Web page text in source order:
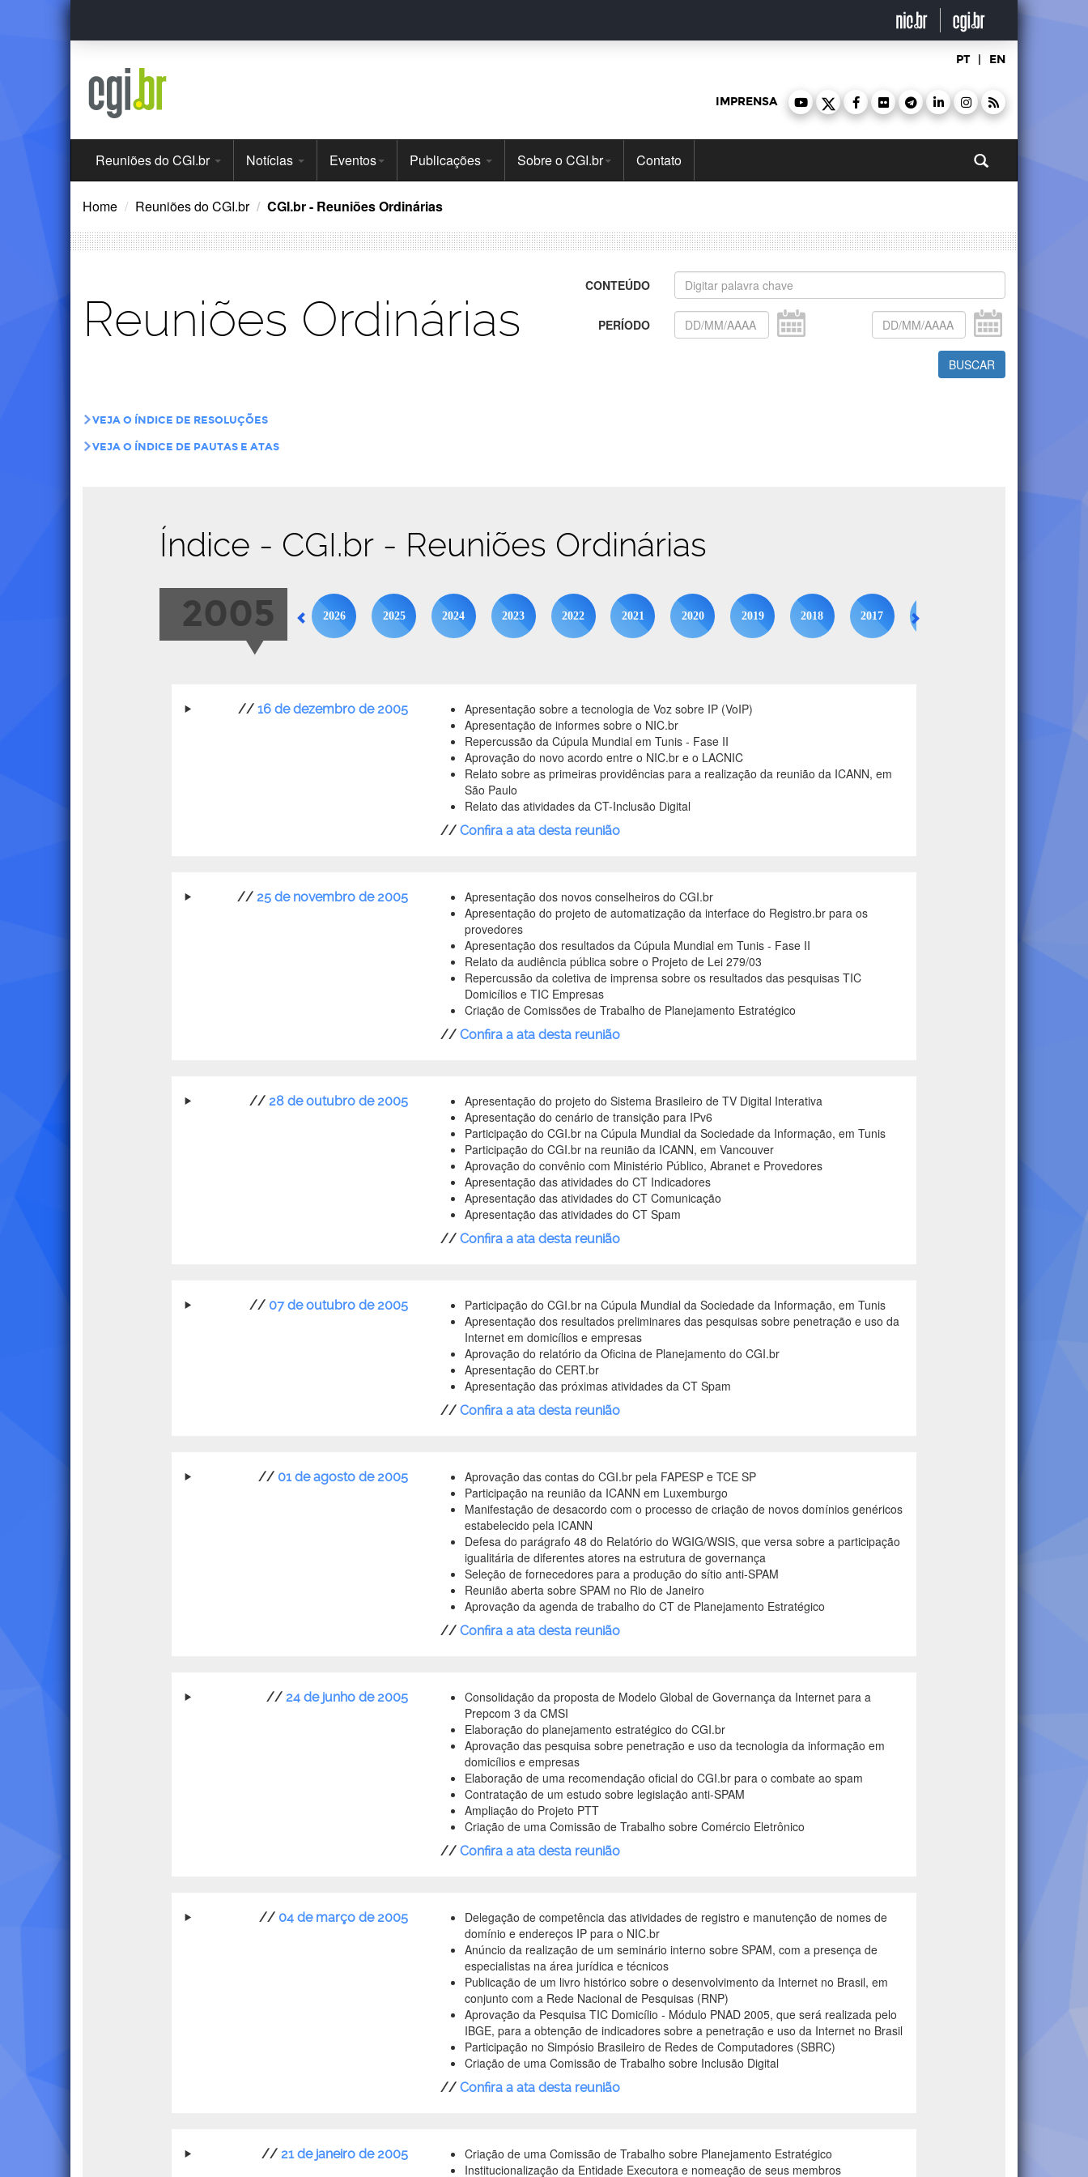
Ir
o
PT | EN
IMPRENSA
Menu
Principal
Reuniões do CGI.br Notícias Eventos Publicações Sobre o CGI.br Contato
Home Reuniões do CGI.br CGI.br - Reuniões Ordinárias
Reuniões Ordinárias
VEJA O ÍNDICE DE RESOLUÇÕES
VEJA O ÍNDICE DE PAUTAS E ATAS
CONTEÚDO
PERÍODO
BUSCAR
Índice - CGI.br - Reuniões Ordinárias
2005 2026 2025 2024 2023 2022 2021 2020 2019 2018 2017
// 16 de dezembro de 2005
Apresentação sobre a tecnologia de Voz sobre IP (VoIP)
Apresentação de informes sobre o NIC.br
Repercussão da Cúpula Mundial em Tunis - Fase II
Aprovação do novo acordo entre o NIC.br e o LACNIC
Relato sobre as primeiras providências para a realização da reunião da ICANN, em
São Paulo
Relato das atividades da CT-Inclusão Digital
// Confira a ata desta reunião
// 25 de novembro de 2005
Apresentação dos novos conselheiros do CGI.br
Apresentação do projeto de automatização da interface do Registro.br para os
provedores
Apresentação dos resultados da Cúpula Mundial em Tunis - Fase II
Relato da audiência pública sobre o Projeto de Lei 279/03
Repercussão da coletiva de imprensa sobre os resultados das pesquisas TIC
Domicílios e TIC Empresas
Criação de Comissões de Trabalho de Planejamento Estratégico
// Confira a ata desta reunião
// 28 de outubro de 2005
Apresentação do projeto do Sistema Brasileiro de TV Digital Interativa
Apresentação do cenário de transição para IPv6
Participação do CGI.br na Cúpula Mundial da Sociedade da Informação, em Tunis
Participação do CGI.br na reunião da ICANN, em Vancouver
Aprovação do convênio com Ministério Público, Abranet e Provedores
Apresentação das atividades do CT Indicadores
Apresentação das atividades do CT Comunicação
Apresentação das atividades do CT Spam
// Confira a ata desta reunião
// 07 de outubro de 2005
Participação do CGI.br na Cúpula Mundial da Sociedade da Informação, em Tunis
Apresentação dos resultados preliminares das pesquisas sobre penetração e uso da
Internet em domicílios e empresas
Aprovação do relatório da Oficina de Planejamento do CGI.br
Apresentação do CERT.br
Apresentação das próximas atividades da CT Spam
// Confira a ata desta reunião
// 01 de agosto de 2005
Aprovação das contas do CGI.br pela FAPESP e TCE SP
Participação na reunião da ICANN em Luxemburgo
Manifestação de desacordo com o processo de criação de novos domínios genéricos
estabelecido pela ICANN
Defesa do parágrafo 48 do Relatório do WGIG/WSIS, que versa sobre a participação
igualitária de diferentes atores na estrutura de governança
Seleção de fornecedores para a produção do sítio anti-SPAM
Reunião aberta sobre SPAM no Rio de Janeiro
Aprovação da agenda de trabalho do CT de Planejamento Estratégico
// Confira a ata desta reunião
// 24 de junho de 2005
Consolidação da proposta de Modelo Global de Governança da Internet para a
Prepcom 3 da CMSI
Elaboração do planejamento estratégico do CGI.br
Aprovação das pesquisa sobre penetração e uso da tecnologia da informação em
domicílios e empresas
Elaboração de uma recomendação oficial do CGI.br para o combate ao spam
Contratação de um estudo sobre legislação anti-SPAM
Ampliação do Projeto PTT
Criação de uma Comissão de Trabalho sobre Comércio Eletrônico
// Confira a ata desta reunião
// 04 de março de 2005
Delegação de competência das atividades de registro e manutenção de nomes de
domínio e endereços IP para o NIC.br
Anúncio da realização de um seminário interno sobre SPAM, com a presença de
especialistas na área jurídica e técnicos
Publicação de um livro histórico sobre o desenvolvimento da Internet no Brasil, em
conjunto com a Rede Nacional de Pesquisas (RNP)
Aprovação da Pesquisa TIC Domicílio - Módulo PNAD 2005, que será realizada pelo
IBGE, para a obtenção de indicadores sobre a penetração e uso da Internet no Brasil
Participação no Simpósio Brasileiro de Redes de Computadores (SBRC)
Criação de uma Comissão de Trabalho sobre Inclusão Digital
// Confira a ata desta reunião
// 21 de janeiro de 2005
Criação de uma Comissão de Trabalho sobre Planejamento Estratégico
Institucionalização da Entidade Executora e nomeação de seus membros